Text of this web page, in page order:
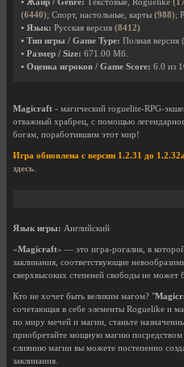
• Жанр / Genre: Текстовые, Roguelike
(6440); Спорт, настольные, карты (988);
• Язык: Русская версия (8412)
• Тип игры / Game Type: Полная версия
• Размер / Size: 671.00 Мб.
• Оценка игроков / Game Score: 6.0 из
Magicraft - магический roguelite-RPG-
отважный храбрец, с помощью
богам, поработившим этот мир!
Игра обновлена с версии 1.2.31 до
здесь.
Язык игры: Английский
«Magicraft» — это игра-рогалик, в
заклинания, соответствующие
сверхвысоких степеней свободы не может
Кто не хочет быть великим магом? "
сочетающая в себе элементы Roguelike и
по миру мечей и магии, станьте
приобретайте мощную магию
слиянию магии вы можете постепенно
заклинания.